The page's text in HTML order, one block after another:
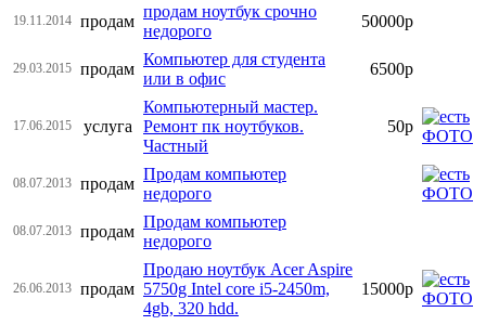
19.11.2014 продам
продам ноутбук срочно
недорого
50000р
29.03.2015 продам
Компьютер для студента
или в офис
6500р
17.06.2015 услуга
Компьютерный мастер.
Ремонт пк ноутбуков.
Частный
50р
08.07.2013 продам
Продам компьютер
недорого
08.07.2013 продам
Продам компьютер
недорого
26.06.2013 продам
Продаю ноутбук Acer Aspire
5750g Intel core i5-2450m,
4gb, 320 hdd.
15000р